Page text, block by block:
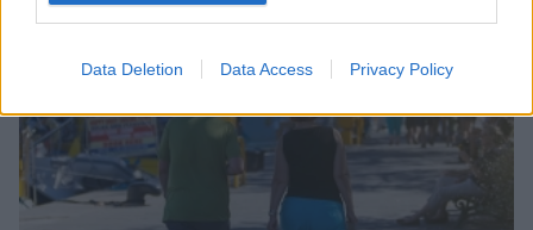
Data Deletion Data Access Privacy Policy